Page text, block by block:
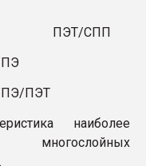
ПЭТ/СПП
ПЭТ
наиболее
многослойных